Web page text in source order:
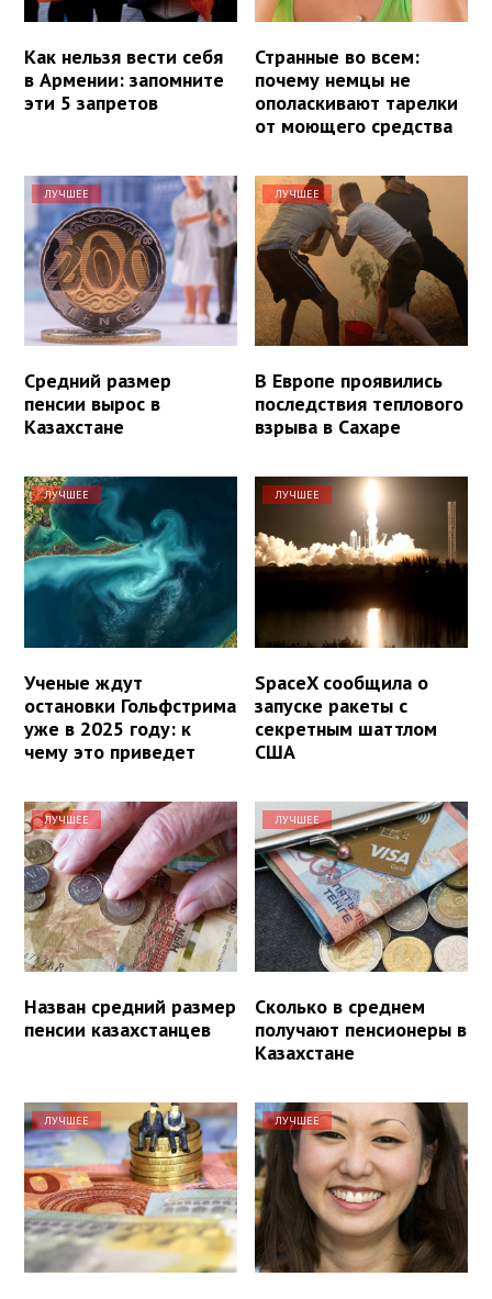
Как нельзя вести себя
в Армении: запомните
эти 5 запретов
Странные во всем:
почему немцы не
ополаскивают тарелки
от моющего средства
ЛУЧШЕЕ
Средний размер
пенсии вырос в
Казахстане
ЛУЧШЕЕ
В Европе проявились
последствия теплового
взрыва в Сахаре
ЛУЧШЕЕ
Ученые ждут
остановки Гольфстрима
уже в 2025 году: к
чему это приведет
ЛУЧШЕЕ
SpaceX сообщила о
запуске ракеты с
секретным шаттлом
США
ЛУЧШЕЕ
Назван средний размер
пенсии казахстанцев
ЛУЧШЕЕ
Сколько в среднем
получают пенсионеры в
Казахстане
ЛУЧШЕЕ ЛУЧШЕЕ